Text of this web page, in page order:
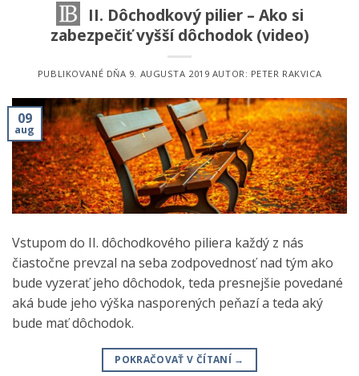
II. Dôchodkový pilier – Ako si
zabezpečiť vyšší dôchodok (video)
PUBLIKOVANÉ DŇA 9. AUGUSTA 2019 AUTOR: PETER RAKVICA
09
aug
Vstupom do II. dôchodkového piliera každý z nás
čiastočne prevzal na seba zodpovednosť nad tým ako
bude vyzerať jeho dôchodok, teda presnejšie povedané
aká bude jeho výška nasporených peňazí a teda aký
bude mať dôchodok.
POKRAČOVAŤ V ČÍTANÍ →